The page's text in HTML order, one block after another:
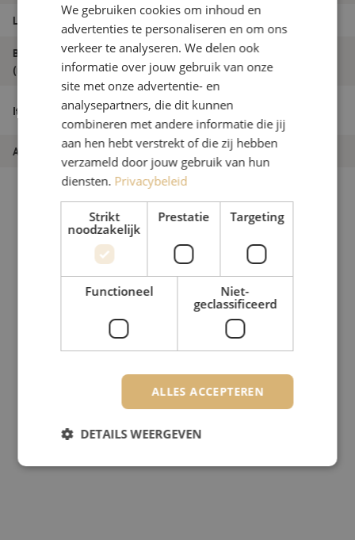
Lengte
Buitendiameter
(mm)
1.8
Itemnaam
Patchkabel duplex OM4, LC/PC-SC/PC,
1.8mm, 14m
Artikelnummer M20000114
We gebruiken cookies om inhoud en
advertenties te personaliseren en om ons
verkeer te analyseren. We delen ook
informatie over jouw gebruik van onze
site met onze advertentie- en
analysepartners, die dit kunnen
combineren met andere informatie die jij
aan hen hebt verstrekt of die zij hebben
verzameld door jouw gebruik van hun
diensten. Privacybeleid
Strikt
noodzakelijk
Prestatie Targeting
Functioneel
Niet-
geclassificeerd
ALLES ACCEPTEREN
DETAILS WEERGEVEN